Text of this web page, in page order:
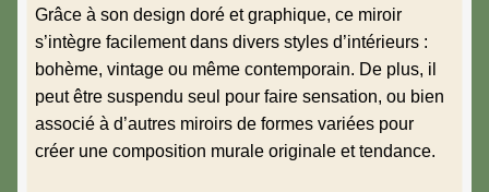
Grâce à son design doré et graphique, ce miroir
s’intègre facilement dans divers styles d’intérieurs :
bohème, vintage ou même contemporain. De plus, il
peut être suspendu seul pour faire sensation, ou bien
associé à d’autres miroirs de formes variées pour
créer une composition murale originale et tendance.